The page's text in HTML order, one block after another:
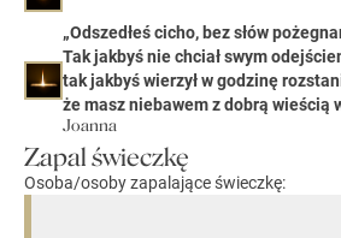
„Odszedłeś cicho, bez słów
Tak jakbyś nie chciał swym
tak jakbyś wierzył w godzinę
że masz niebawem z dobrą wieścią
Joanna
Zapal świeczkę
Osoba/osoby zapalające świeczkę: